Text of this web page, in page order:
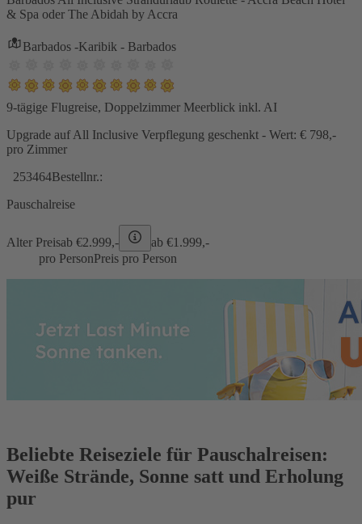
& Spa oder The Abidah by Accra
Barbados -Karibik - Barbados
9-tägige Flugreise, Doppelzimmer Meerblick inkl. AI
Upgrade auf All Inclusive Verpflegung geschenkt - Wert: € 798,-
pro Zimmer
253464Bestellnr.:
Pauschalreise
Alter Preisab €2.999,- ab €1.999,-
pro PersonPreis pro Person
Beliebte Reiseziele für Pauschalreisen:
Weiße Strände, Sonne satt und Erholung
pur